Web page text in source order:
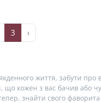
3 ›
життя, забути
кожен з вас бачив або
знайти свого